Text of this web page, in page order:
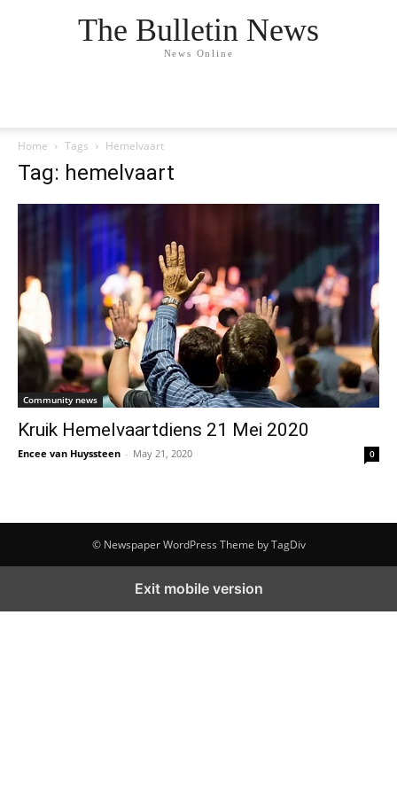
The Bulletin News
News Online
Home Tags Hemelvaart
Tag: hemelvaart
Community news
Kruik Hemelvaartdiens 21 Mei 2020
Encee van Huyssteen - May 21, 2020 0
© Newspaper WordPress Theme by TagDiv
Exit mobile version